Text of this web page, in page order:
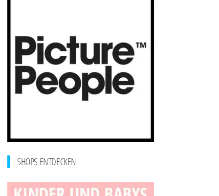
SHOPS ENTDECKEN